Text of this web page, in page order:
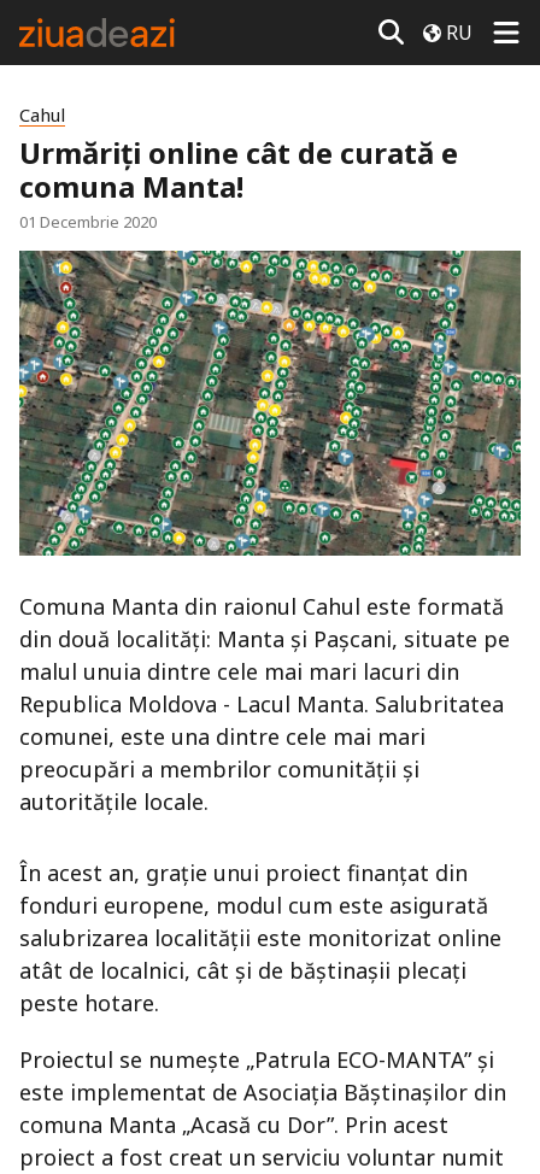
RU
Cahul
Urmăriți online cât de curată e
comuna Manta!
01 Decembrie 2020
Comuna Manta din raionul Cahul este formată
din două localități: Manta și Pașcani, situate pe
malul unuia dintre cele mai mari lacuri din
Republica Moldova - Lacul Manta. Salubritatea
comunei, este una dintre cele mai mari
preocupări a membrilor comunității și
autoritățile locale.
În acest an, grație unui proiect finanțat din
fonduri europene, modul cum este asigurată
salubrizarea localității este monitorizat online
atât de localnici, cât și de băștinașii plecați
peste hotare.
Proiectul se numește „Patrula ECO-MANTA” și
este implementat de Asociația Băștinașilor din
comuna Manta „Acasă cu Dor”. Prin acest
proiect a fost creat un serviciu voluntar numit